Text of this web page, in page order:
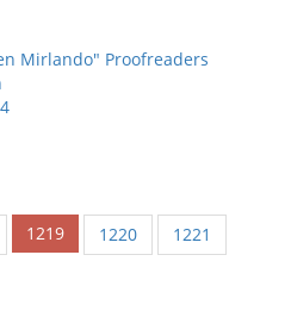
Mirlando" Proofreaders
1219 1220
1221